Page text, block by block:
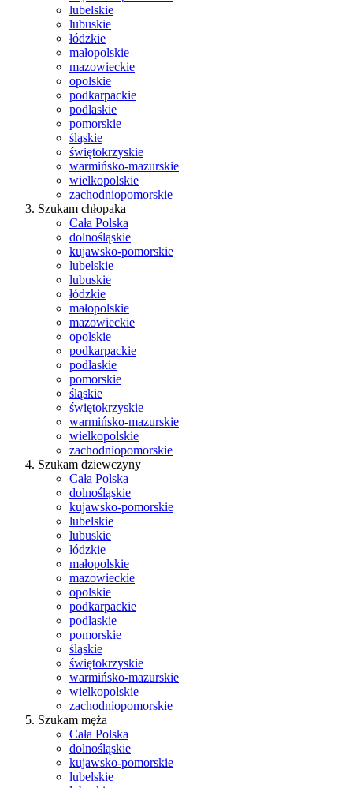
lubelskie
lubuskie
łódzkie
małopolskie
mazowieckie
opolskie
podkarpackie
podlaskie
pomorskie
śląskie
świętokrzyskie
warmińsko-mazurskie
wielkopolskie
zachodniopomorskie
Szukam chłopaka
Cała Polska
dolnośląskie
kujawsko-pomorskie
lubelskie
lubuskie
łódzkie
małopolskie
mazowieckie
opolskie
podkarpackie
podlaskie
pomorskie
śląskie
świętokrzyskie
warmińsko-mazurskie
wielkopolskie
zachodniopomorskie
Szukam dziewczyny
Cała Polska
dolnośląskie
kujawsko-pomorskie
lubelskie
lubuskie
łódzkie
małopolskie
mazowieckie
opolskie
podkarpackie
podlaskie
pomorskie
śląskie
świętokrzyskie
warmińsko-mazurskie
wielkopolskie
zachodniopomorskie
Szukam męża
Cała Polska
dolnośląskie
kujawsko-pomorskie
lubelskie